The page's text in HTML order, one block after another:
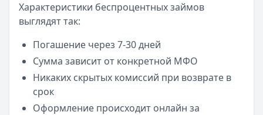
Читать новость
Смс о «одобренном займе» от Bigmani Ru: как
Кратко:Пришло СМС об одобрении займа от Bigmani
23 ноября 2025 г.
Категория:МФО
Читать новость
Все новости
Характеристики беспроцентных займов
выглядят так:
Погашение через 7-30 дней
Сумма зависит от конкретной МФО
Никаких скрытых комиссий при возврате в
срок
Оформление происходит онлайн за